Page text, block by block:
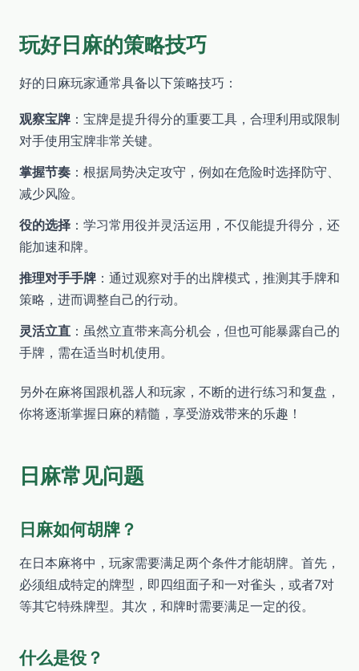
玩好日麻的策略技巧
好的日麻玩家通常具备以下策略技巧：
观察宝牌 ：宝牌是提升得分的重要工具，合理利用或限制
对手使用宝牌非常关键。
掌握节奏 ：根据局势决定攻守，例如在危险时选择防守、
减少风险。
役的选择 ：学习常用役并灵活运用，不仅能提升得分，还
能加速和牌。
推理对手手牌 ：通过观察对手的出牌模式，推测其手牌和
策略，进而调整自己的行动。
灵活立直 ：虽然立直带来高分机会，但也可能暴露自己的
手牌，需在适当时机使用。
另外在麻将国跟机器人和玩家，不断的进行练习和复盘，
你将逐渐掌握日麻的精髓，享受游戏带来的乐趣！
日麻常见问题
日麻如何胡牌？
在日本麻将中，玩家需要满足两个条件才能胡牌。首先，
必须组成特定的牌型，即四组面子和一对雀头，或者7对
等其它特殊牌型。其次，和牌时需要满足一定的役。
什么是役？